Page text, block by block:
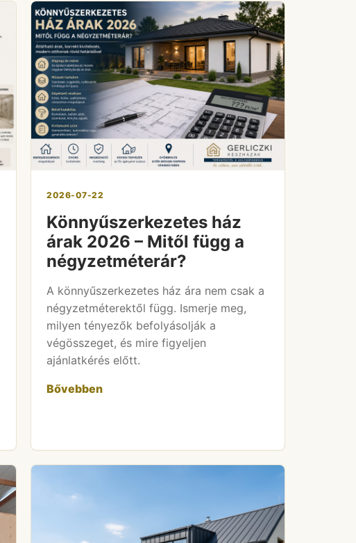
2026-07-22
Könnyűszerkezetes ház
árak 2026 – Mitől függ a
négyzetméterár?
A könnyűszerkezetes ház ára nem csak a
négyzetméterektől függ. Ismerje meg,
milyen tényezők befolyásolják a
végösszeget, és mire figyeljen
ajánlatkérés előtt.
Bővebben